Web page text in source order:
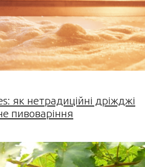
як нетрадиційні дріжджі
пивоваріння